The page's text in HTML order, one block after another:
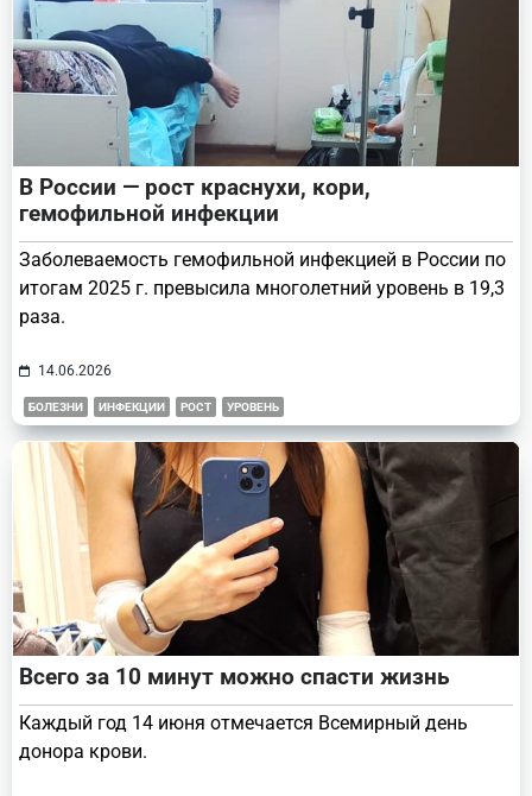
В России — рост краснухи, кори,
гемофильной инфекции
Заболеваемость гемофильной инфекцией в России по
итогам 2025 г. превысила многолетний уровень в 19,3
раза.
14.06.2026
БОЛЕЗНИ ИНФЕКЦИИ РОСТ УРОВЕНЬ
Всего за 10 минут можно спасти жизнь
Каждый год 14 июня отмечается Всемирный день
донора крови.